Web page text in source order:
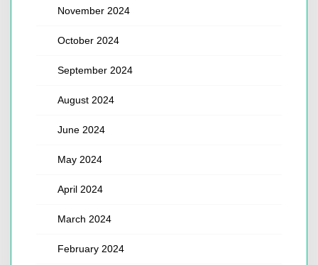
November 2024
October 2024
September 2024
August 2024
June 2024
May 2024
April 2024
March 2024
February 2024